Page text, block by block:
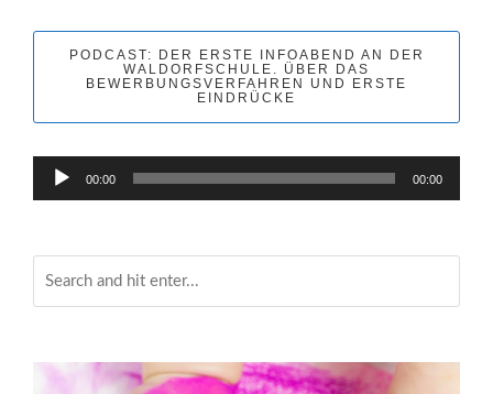
PODCAST: DER ERSTE INFOABEND AN DER
WALDORFSCHULE. ÜBER DAS
BEWERBUNGSVERFAHREN UND ERSTE
EINDRÜCKE
Audio-
00:00 00:00